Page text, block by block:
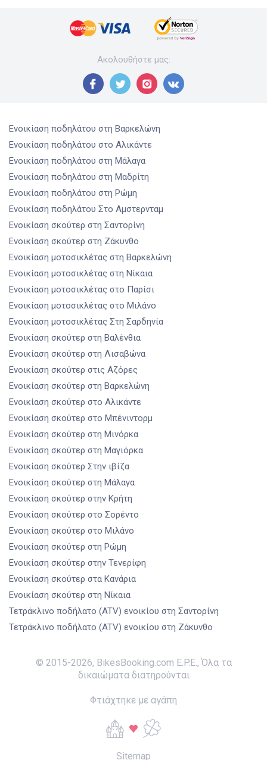
Ακολουθήστε μας:
Ενοικίαση ποδηλάτου στη Βαρκελώνη
Ενοικίαση ποδηλάτου στο Αλικάντε
Ενοικίαση ποδηλάτου στη Μάλαγα
Ενοικίαση ποδηλάτου στη Μαδρίτη
Ενοικίαση ποδηλάτου στη Ρώμη
Ενοικίαση ποδηλάτου Στο Αμστερνταμ
Ενοικίαση σκούτερ στη Σαντορίνη
Ενοικίαση σκούτερ στη Ζάκυνθο
Ενοικίαση μοτοσικλέτας στη Βαρκελώνη
Ενοικίαση μοτοσικλέτας στη Νίκαια
Ενοικίαση μοτοσικλέτας στο Παρίσι
Ενοικίαση μοτοσικλέτας στο Μιλάνο
Ενοικίαση μοτοσικλέτας Στη Σαρδηνία
Ενοικίαση σκούτερ στη Βαλένθια
Ενοικίαση σκούτερ στη Λισαβώνα
Ενοικίαση σκούτερ στις Αζόρες
Ενοικίαση σκούτερ στη Βαρκελώνη
Ενοικίαση σκούτερ στο Αλικάντε
Ενοικίαση σκούτερ στο Μπένιντορμ
Ενοικίαση σκούτερ στη Μινόρκα
Ενοικίαση σκούτερ στη Μαγιόρκα
Ενοικίαση σκούτερ Στην ιβίζα
Ενοικίαση σκούτερ στη Μάλαγα
Ενοικίαση σκούτερ στην Κρήτη
Ενοικίαση σκούτερ στο Σορέντο
Ενοικίαση σκούτερ στο Μιλάνο
Ενοικίαση σκούτερ στη Ρώμη
Ενοικίαση σκούτερ στην Τενερίφη
Ενοικίαση σκούτερ στα Κανάρια
Ενοικίαση σκούτερ στη Νίκαια
Τετράκλινο ποδήλατο (ATV) ενοικίου στη Σαντορίνη
Τετράκλινο ποδήλατο (ATV) ενοικίου στη Ζάκυνθο
© 2015-2026, BikesBooking.com E.P.E.,Όλα τα
δικαιώματα διατηρούνται
Φτιάχτηκε με αγάπη
Sitemap